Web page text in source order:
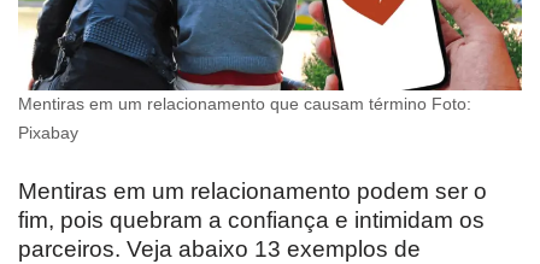
Mentiras em um relacionamento que causam término Foto:
Pixabay
Mentiras em um relacionamento podem ser o
fim, pois quebram a confiança e intimidam os
parceiros. Veja abaixo 13 exemplos de